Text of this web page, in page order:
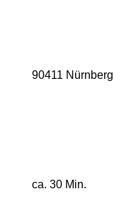
90411 Nürnberg
ca. 30 Min.